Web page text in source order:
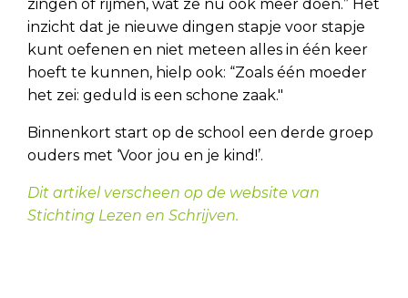
zingen of rijmen, wat ze nu ook meer doen.” Het
inzicht dat je nieuwe dingen stapje voor stapje
kunt oefenen en niet meteen alles in één keer
hoeft te kunnen, hielp ook: “Zoals één moeder
het zei: geduld is een schone zaak."
Binnenkort start op de school een derde groep
ouders met ‘Voor jou en je kind!’.
Dit artikel verscheen op de website van
Stichting Lezen en Schrijven.